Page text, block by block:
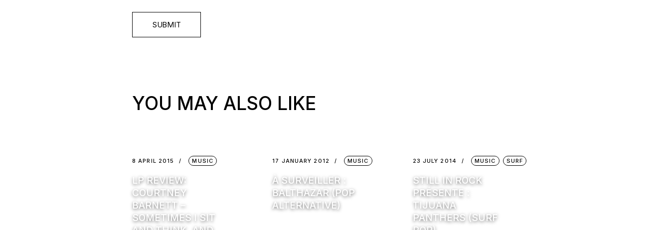
SUBMIT
YOU MAY ALSO LIKE
8 APRIL 2015 MUSIC
LP REVIEW:
COURTNEY
BARNETT –
SOMETIMES I SIT
17 JANUARY 2012 MUSIC
À SURVEILLER :
BALTHAZAR (POP
ALTERNATIVE)
23 JULY 2014 MUSIC SURF
STILL IN ROCK
PRÉSENTE :
TIJUANA
PANTHERS (SURF